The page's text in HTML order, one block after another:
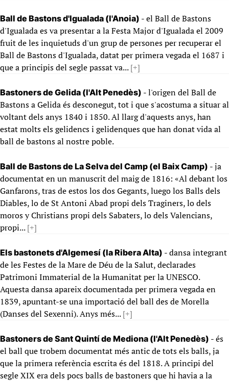
Ball de Bastons d'Igualada (l'Anoia) - el Ball de Bastons
d'Igualada es va presentar a la Festa Major d'Igualada el 2009
fruit de les inquietuds d'un grup de persones per recuperar el
Ball de Bastons d'Igualada, datat per primera vegada el 1687 i
que a principis del segle passat va...[+]
Bastoners de Gelida (l'Alt Penedès) - l'origen del Ball de
Bastons a Gelida és desconegut, tot i que s'acostuma a situar al
voltant dels anys 1840 i 1850. Al llarg d'aquests anys, han
estat molts els gelidencs i gelidenques que han donat vida al
ball de bastons al nostre poble.
Ball de Bastons de La Selva del Camp (el Baix Camp) - ja
documentat en un manuscrit del maig de 1816: «Al debant los
Ganfarons, tras de estos los dos Gegants, luego los Balls dels
Diables, lo de St Antoni Abad propi dels Traginers, lo dels
moros y Christians propi dels Sabaters, lo dels Valencians,
propi...[+]
Els bastonets d'Algemesí (la Ribera Alta) - dansa integrant
de les Festes de la Mare de Déu de la Salut, declarades
Patrimoni Immaterial de la Humanitat per la UNESCO.
Aquesta dansa apareix documentada per primera vegada en
1839, apuntant-se una importació del ball des de Morella
(Danses del Sexenni). Anys més...[+]
Bastoners de Sant Quintí de Mediona (l'Alt Penedès) - és
el ball que trobem documentat més antic de tots els balls, ja
que la primera referència escrita és del 1818. A principi del
segle XIX era dels pocs balls de bastoners que hi havia a la